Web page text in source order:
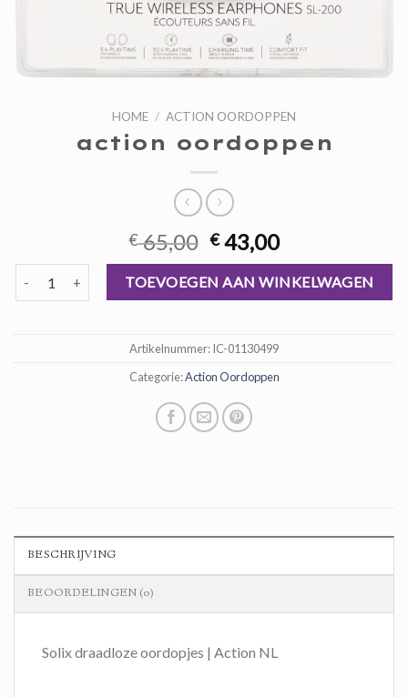
HOME / ACTION OORDOPPEN
action oordoppen
€65,00 Oorspronkelijke
prijs
was:
€ 65,00.
€43,00Huidige
prijs
is:
€ 43,00.
action oordoppen aantalTOEVOEGEN AAN WINKELWAGEN
Artikelnummer:IC-01130499
Categorie:Action Oordoppen
BESCHRIJVING
BEOORDELINGEN (0)
Solix draadloze oordopjes | Action NL